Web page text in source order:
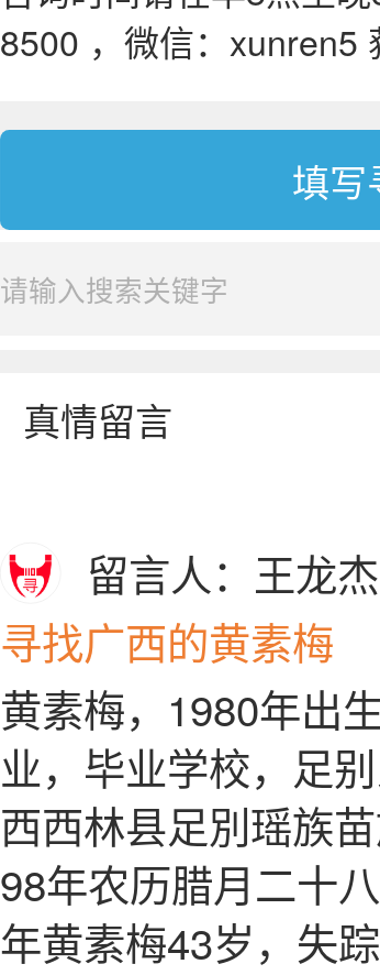
8500 ，微信：xunren5
真情留言
留言人：王龙杰
寻找广西的黄素梅
黄素梅，1980年出
业，毕业学校，足
西西林县足別瑶族
98年农历腊月二十
年黄素梅43岁，失